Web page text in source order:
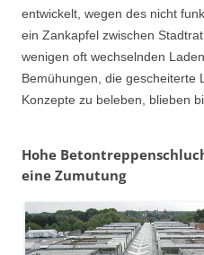
entwickelt, wegen des nicht
ein Zankapfel zwischen
wenigen oft wechselnden
Bemühungen, die gescheiterte
Konzepte zu beleben, blieben
Hohe
eine Zumutung